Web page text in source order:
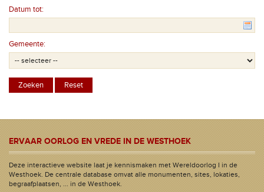
Datum tot:
Gemeente:
ERVAAR OORLOG EN VREDE IN DE WESTHOEK
Deze interactieve website laat je kennismaken met Wereldoorlog I in de
Westhoek. De centrale database omvat alle monumenten, sites, lokaties,
begraafplaatsen, ... in de Westhoek.